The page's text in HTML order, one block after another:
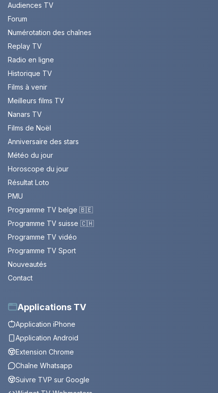
Audiences TV
Forum
Numérotation des chaînes
Replay TV
Radio en ligne
Historique TV
Films à venir
Meilleurs films TV
Nanars TV
Films de Noël
Anniversaire des stars
Météo du jour
Horoscope du jour
Résultat Loto
PMU
Programme TV belge 🇧🇪
Programme TV suisse 🇨🇭
Programme TV vidéo
Programme TV Sport
Nouveautés
Contact
Applications TV
Application iPhone
Application Android
Extension Chrome
Chaîne Whatsapp
Suivre TVP sur Google